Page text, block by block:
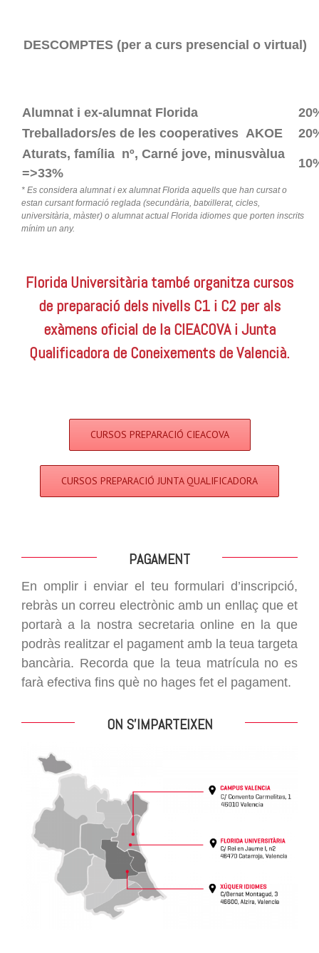
DESCOMPTES (per a curs presencial o virtual)
Alumnat i ex-alumnat Florida
Treballadors/esde les cooperatives AKOE
Aturats, família nº, Carné jove, minusvàlua
=>33%
* Es considera alumnat i ex alumnat Florida aquells que han cursat o
estan cursant formació reglada (secundària, batxillerat, cicles,
universitària, màster) o alumnat actual Florida idiomes que porten inscrits
mínim un any.
Florida Universitària també organitza cursos
de preparació dels nivells C1 i C2 per als
exàmens oficial de la CIEACOVA i Junta
Qualificadora de Coneixements de Valencià.
CURSOS PREPARACIÓ CIEACOVA
CURSOS PREPARACIÓ JUNTA QUALIFICADORA
PAGAMENT
En omplir i enviar el teu formulari d’inscripció,
rebràs un correu electrònic amb un enllaç que et
portarà a la nostra secretaria online en la que
podràs realitzar el pagament amb la teua targeta
bancària. Recorda que la teua matrícula no es
farà efectiva fins què no hages fet el pagament.
ON S’IMPARTEIXEN